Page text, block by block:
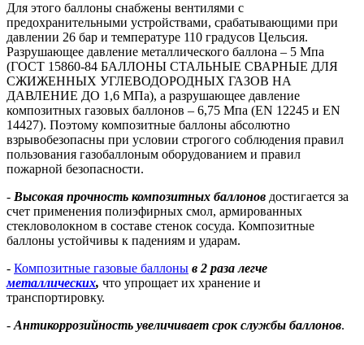
Для этого баллоны снабжены вентилями с
предохранительными устройствами, срабатывающими при
давлении 26 бар и температуре 110 градусов Цельсия.
Разрушающее давление металлического баллона – 5 Мпа
(ГОСТ 15860-84 БАЛЛОНЫ СТАЛЬНЫЕ СВАРНЫЕ ДЛЯ
СЖИЖЕННЫХ УГЛЕВОДОРОДНЫХ ГАЗОВ НА
ДАВЛЕНИЕ ДО 1,6 МПа), а разрушающее давление
композитных газовых баллонов – 6,75 Мпа (EN 12245 и EN
14427). Поэтому композитные баллоны абсолютно
взрывобезопасны при условии строгого соблюдения правил
пользования газобаллоным оборудованием и правил
пожарной безопасности.
- Высокая прочность композитных баллонов достигается за
счет применения полиэфирных смол, армированных
стекловолокном в составе стенок сосуда. Композитные
баллоны устойчивы к падениям и ударам.
- Композитные газовые баллоны в 2 раза легче
металлических, что упрощает их хранение и
транспортировку.
- Антикоррозийность увеличивает срок службы баллонов.